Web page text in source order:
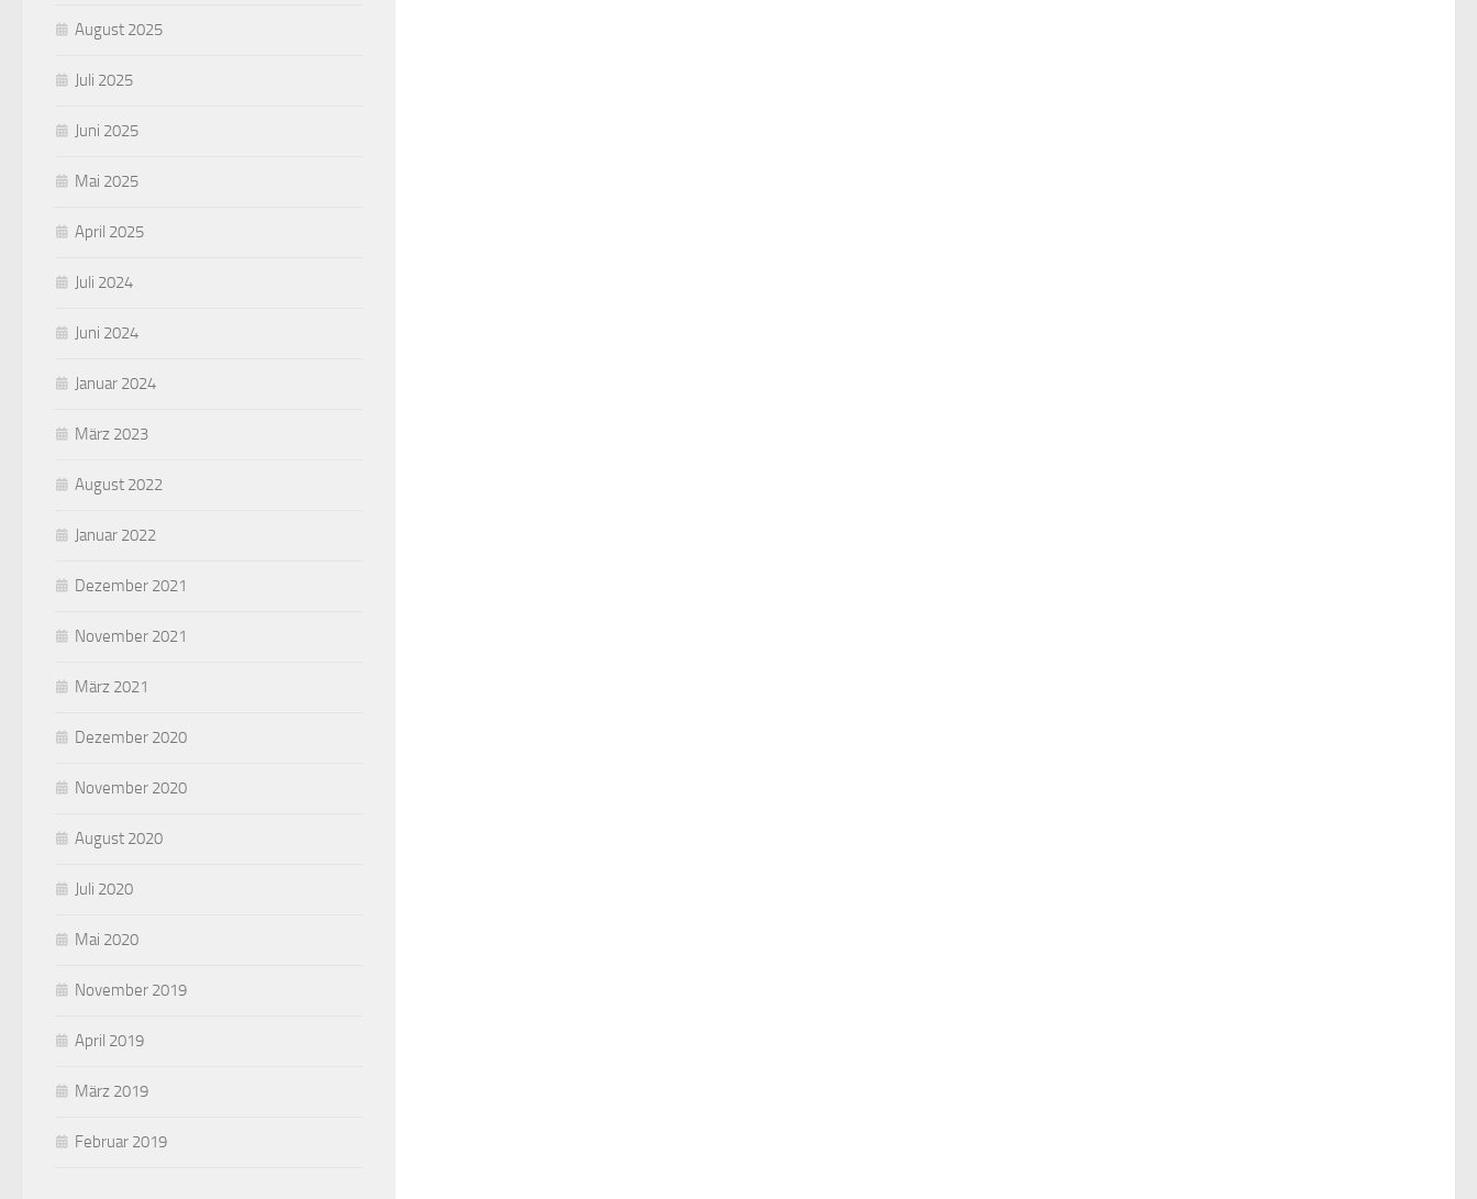
August 2025
Juli 2025
Juni 2025
Mai 2025
April 2025
Juli 2024
Juni 2024
Januar 2024
März 2023
August 2022
Januar 2022
Dezember 2021
November 2021
März 2021
Dezember 2020
November 2020
August 2020
Juli 2020
Mai 2020
November 2019
April 2019
März 2019
Februar 2019